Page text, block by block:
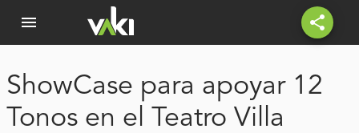
menu share
ShowCase para apoyar 12
Tonos en el Teatro Villa